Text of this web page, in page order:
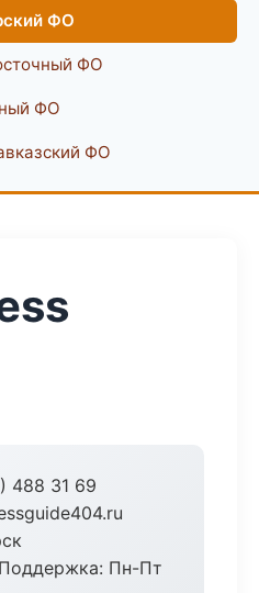
ФО
ФО
ФО
ФО
488 31 69
Поддержка: Пн-Пт